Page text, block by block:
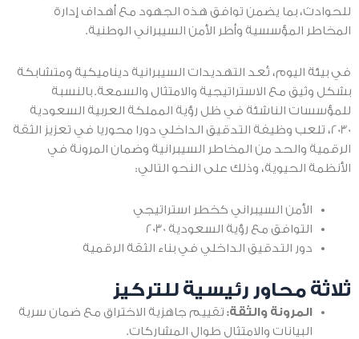
للحوادث، بما يضمن توافق هذه الجهود مع أهداف إدارة
المخاطر المؤسسية وأطر الأمن السيبراني الوطنية.
في بيئة اليوم، تُعد التهديدات السيبرانية ديناميكية ومتشابكة
بشكل وثيق مع الاستراتيجية والامتثال والسمعة. بالنسبة
للمؤسسات الناشئة في ظل رؤية المملكة العربية السعودية
2030، تلعب وظيفة التدقيق الداخلي دورا محوريا في تعزيز الثقة
الرقمية والحد من المخاطر السيبرانية وضمان المرونة في
الأنظمة الحيوية، وذلك على النحو التالي:
الأمن السيبراني كخطر استراتيجي
التوافق مع رؤية السعودية 2030
دور التدقيق الداخلي في بناء الثقة الرقمية
ثلاثة محاور رئيسية للتركيز
المرونة والثقة: تقييم جاهزية الاختراق مع ضمان سرية
البيانات والامتثال طوال المشاركات.